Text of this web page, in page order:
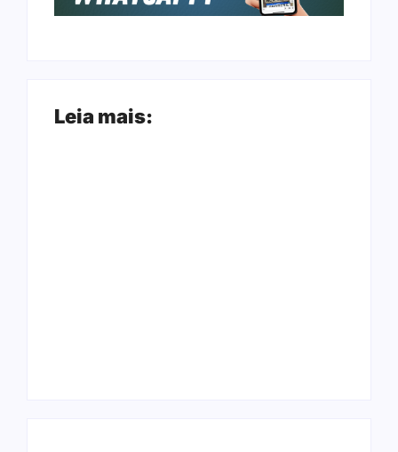
Leia mais: